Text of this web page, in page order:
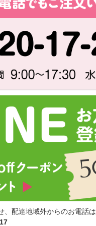
、配達地域外からのお電話は